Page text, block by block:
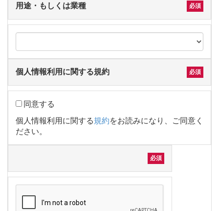
用途・もしくは業種
個人情報利用に関する規約
同意する
個人情報利用に関する規約をお読みになり、ご同意く
ださい。